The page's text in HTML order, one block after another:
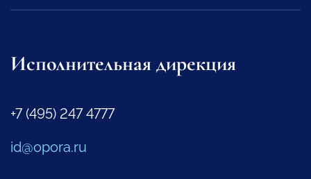
Исполнительная дирекция
+7 (495) 247 4777
id@opora.ru